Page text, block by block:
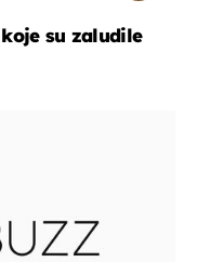
su zaludile